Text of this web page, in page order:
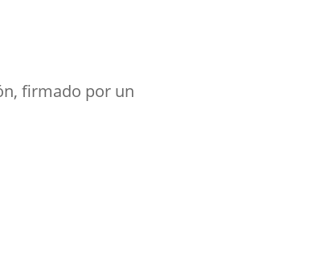
firmado por un